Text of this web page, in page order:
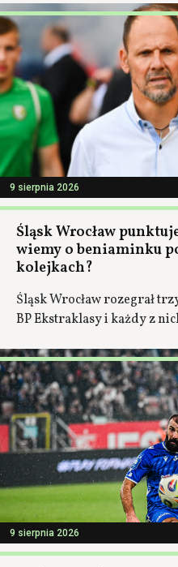
9 sierpnia 2026
Śląsk Wrocław
wiemy o beniaminku
kolejkach?
Śląsk Wrocław rozegrał
BP Ekstraklasy i każdy z
9 sierpnia 2026